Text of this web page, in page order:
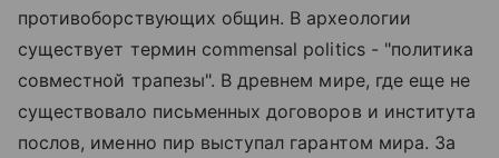
противоборствующих общин. В археологии
существует термин commensal politics - "политика
совместной трапезы". В древнем мире, где еще не
существовало письменных договоров и института
послов, именно пир выступал гарантом мира. За